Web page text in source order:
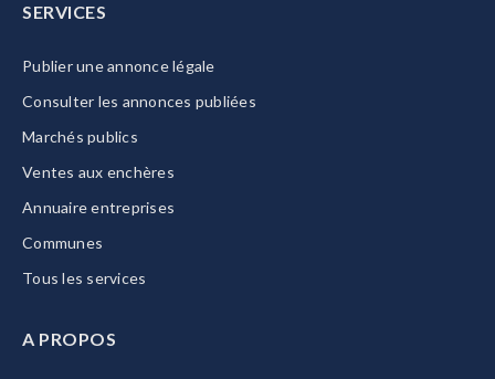
SERVICES
Publier une annonce légale
Consulter les annonces publiées
Marchés publics
Ventes aux enchères
Annuaire entreprises
Communes
Tous les services
A PROPOS